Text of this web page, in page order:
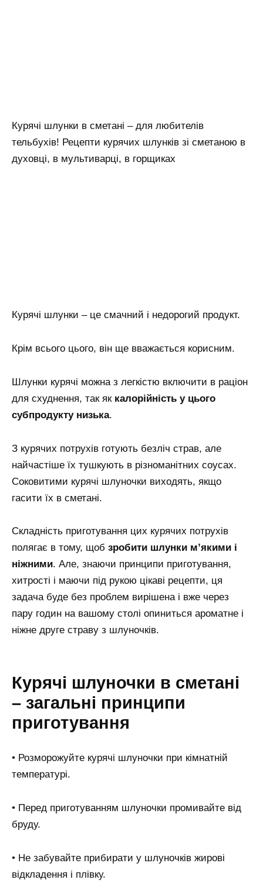
Курячі шлунки в сметані – для любителів
тельбухів! Рецепти курячих шлунків зі сметаною в
духовці, в мультиварці, в горщиках
Курячі шлунки – це смачний і недорогий продукт.
Крім всього цього, він ще вважається корисним.
Шлунки курячі можна з легкістю включити в раціон
для схуднення, так як калорійність у цього
субпродукту низька.
З курячих потрухів готують безліч страв, але
найчастіше їх тушкують в різноманітних соусах.
Соковитими курячі шлуночки виходять, якщо
гасити їх в сметані.
Складність приготування цих курячих потрухів
полягає в тому, щоб зробити шлунки м’якими і
ніжними. Але, знаючи принципи приготування,
хитрості і маючи під рукою цікаві рецепти, ця
задача буде без проблем вирішена і вже через
пару годин на вашому столі опиниться ароматне і
ніжне друге страву з шлуночків.
Курячі шлуночки в сметані
– загальні принципи
приготування
• Розморожуйте курячі шлуночки при кімнатній
температурі.
• Перед приготуванням шлуночки промивайте від
бруду.
• Не забувайте прибирати у шлуночків жирові
відкладення і плівку.